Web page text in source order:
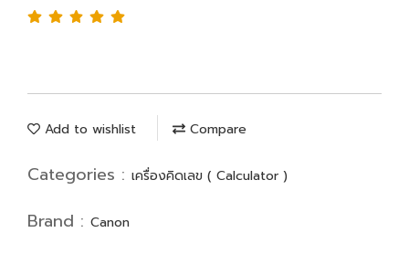
Add to wishlist Compare
Categories : เครื่องคิดเลข ( Calculator )
Brand : Canon